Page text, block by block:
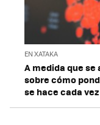
EN XATAKA
A medida que
sobre cómo
se hace cada